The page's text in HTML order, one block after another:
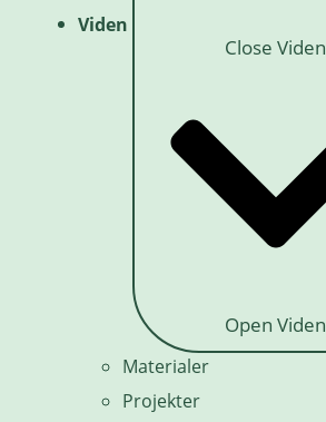
Viden
Close Viden
Open Viden
Materialer
Projekter